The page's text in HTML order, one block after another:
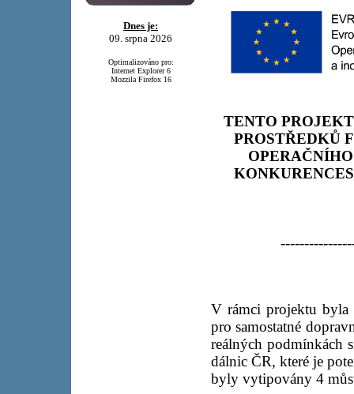
Dnes je:
09. srpna 2026
Optimalizováno pro:
Internet Explorer 6
Mozzila Firefox 16
TENTO
PROSTŘEDKŮ
V rámci projektu byla
pro samostatné
reálných podmínkách
dálnic ČR, které je
byly vytipovány 4